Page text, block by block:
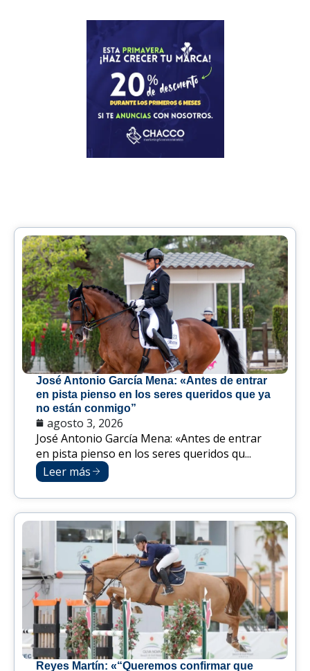
José Antonio García Mena: «Antes de entrar
en pista pienso en los seres queridos que ya
no están conmigo”
agosto 3, 2026
José Antonio García Mena: «Antes de entrar
en pista pienso en los seres queridos qu...
Leer más
Reyes Martín: «“Queremos confirmar que